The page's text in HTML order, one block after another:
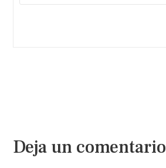
Deja un comentario